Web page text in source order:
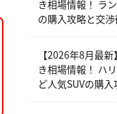
き相場情報！ ラ
の購入攻略と交
【2026年8月最
き相場情報！ ハ
ど人気SUVの購